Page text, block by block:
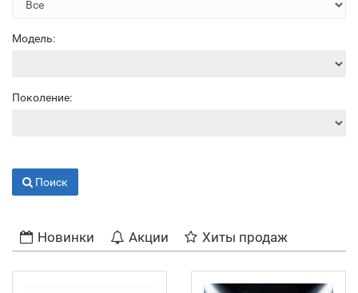
Модель:
Поколение:
Поиск
Новинки Акции Хиты продаж